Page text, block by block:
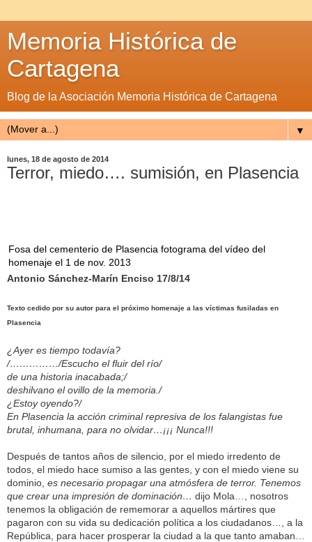
Memoria Histórica de
Cartagena
Blog de la Asociación Memoria Histórica de Cartagena
▼
lunes, 18 de agosto de 2014
Terror, miedo…. sumisión, en Plasencia
Fosa del cementerio de Plasencia fotograma del vídeo del
homenaje el 1 de nov. 2013
Antonio Sánchez-Marín Enciso 17/8/14
Texto cedido por su autor para el próximo homenaje a las víctimas fusiladas en
Plasencia
¿Ayer es tiempo todavía?
/……………/Escucho el fluir del río/
de una historia inacabada;/
deshilvano el ovillo de la memoria./
¿Estoy oyendo?/
En Plasencia la acción criminal represiva de los falangistas fue
brutal, inhumana, para no olvidar…¡¡¡ Nunca!!!
Después de tantos años de silencio, por el miedo irredento de
todos, el miedo hace sumiso a las gentes, y con el miedo viene su
dominio, es necesario propagar una atmósfera de terror. Tenemos
que crear una impresión de dominación… dijo Mola…, nosotros
tenemos la obligación de rememorar a aquellos mártires que
pagaron con su vida su dedicación política a los ciudadanos…, a la
República, para hacer prosperar la ciudad a la que tanto amaban…